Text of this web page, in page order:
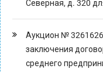
Северная, д. 320
Аукцион №
заключения
среднего